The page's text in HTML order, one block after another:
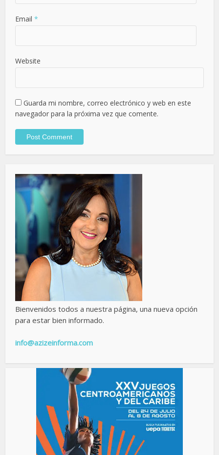
Email *
Website
Guarda mi nombre, correo electrónico y web en este
navegador para la próxima vez que comente.
Bienvenidos todos a nuestra página, una nueva opción
para estar bien informado.
info@azizeinforma.com